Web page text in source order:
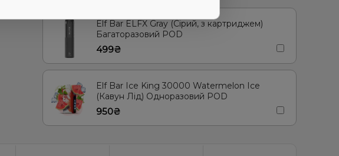
Elf Bar ELFX Gray (Сірий, з картриджем)
Багаторазовий POD
499₴
Elf Bar Ice King 30000 Watermelon Ice
(Кавун Лід) Одноразовий POD
950₴